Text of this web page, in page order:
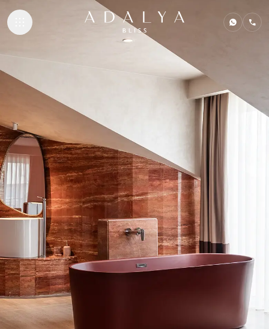
UNTERKUNFT
GASTRONOMIE
STRAND &
SPA &
KONTAKT
ADALYA HOTELS
Adalya Bliss
Adalya Elite Lara
Adalya Ocean Deluxe
Adalya Art Side
[email protected]